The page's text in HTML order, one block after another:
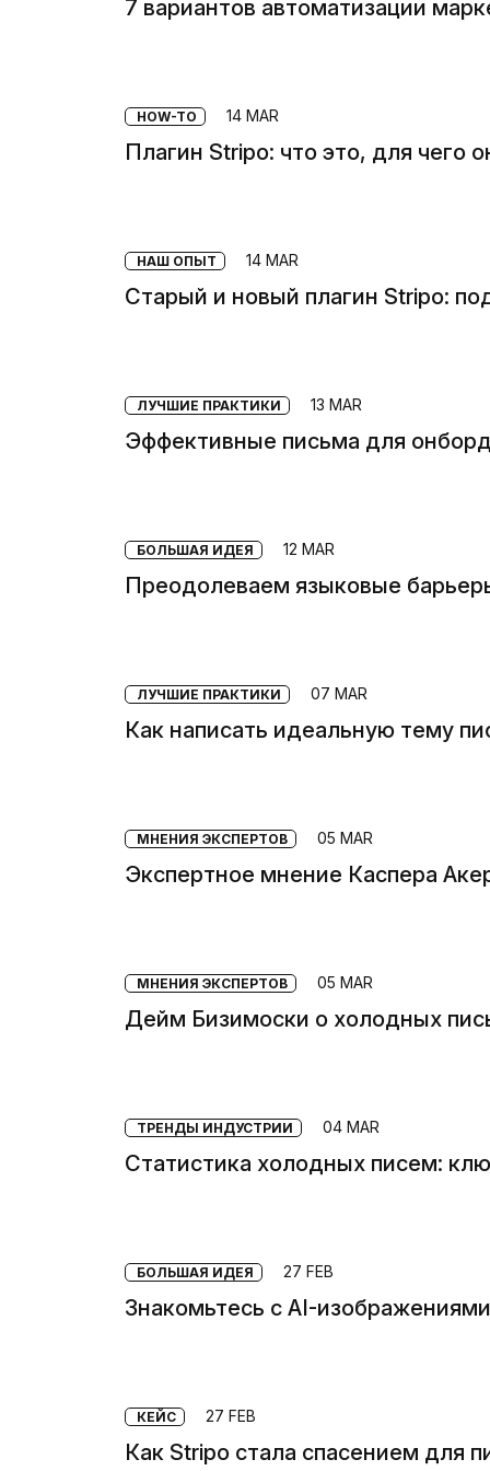
7 вариантов автоматизации
HOW-TO 14 MAR
Плагин Stripo: что это, для чего
НАШ ОПЫТ 14 MAR
Старый и новый плагин Stripo:
ЛУЧШИЕ ПРАКТИКИ 13 MAR
Эффективные письма для
БОЛЬШАЯ ИДЕЯ 12 MAR
Преодолеваем языковые
ЛУЧШИЕ ПРАКТИКИ 07 MAR
Как написать идеальную тему
МНЕНИЯ ЭКСПЕРТОВ 05 MAR
Экспертное мнение Каспера
МНЕНИЯ ЭКСПЕРТОВ 05 MAR
Дейм Бизимоски о холодных
ТРЕНДЫ ИНДУСТРИИ 04 MAR
Статистика холодных писем:
БОЛЬШАЯ ИДЕЯ 27 FEB
Знакомьтесь с AI-
КЕЙС 27 FEB
Как Stripo стала спасением для